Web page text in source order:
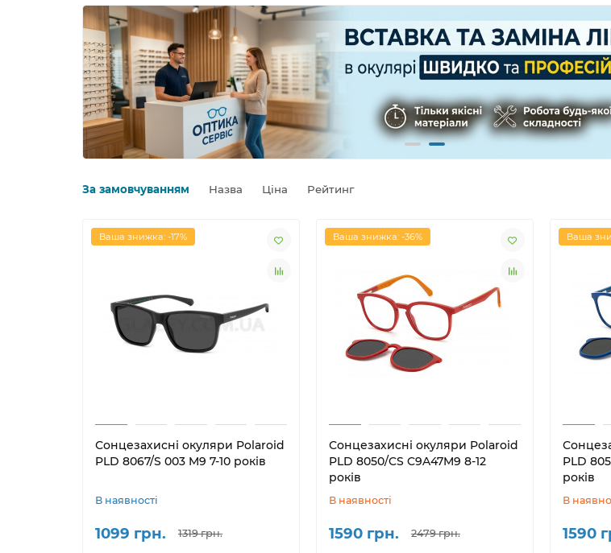
За замовчуванням Назва Ціна Рейтинг
Ваша знижка: -17%
Сонцезахисні окуляри Polaroid
PLD 8067/S 003 M9 7-10 років
В наявності
1099 грн. 1319 грн.
Ваша знижка: -36%
Сонцезахисні окуляри Polaroid
PLD 8050/CS C9A47M9 8-12
років
В наявності
1590 грн. 2479 грн.
Ваша
PLD
років
В
1590